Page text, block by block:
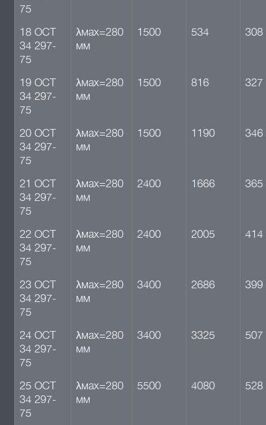
75
18 ОСТ
34 297-
75
λмах=280
мм
1500 534 308
19 ОСТ
34 297-
75
λмах=280
мм
1500 816 327
20 ОСТ
34 297-
75
λмах=280
мм
1500 1190 346
21 ОСТ
34 297-
75
λмах=280
мм
2400 1666 365
22 ОСТ
34 297-
75
λмах=280
мм
2400 2005 414
23 ОСТ
34 297-
75
λмах=280
мм
3400 2686 399
24 ОСТ
34 297-
75
λмах=280
мм
3400 3325 507
25 ОСТ
34 297-
75
λмах=280
мм
5500 4080 528